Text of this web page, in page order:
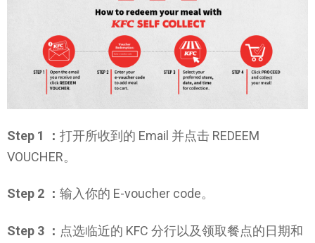
Step 1 ： 打开所收到的 Email 并点击 REDEEM
VOUCHER。
Step 2 ： 输入你的 E-voucher code。
Step 3 ： 点选临近的 KFC 分行以及领取餐点的日期和